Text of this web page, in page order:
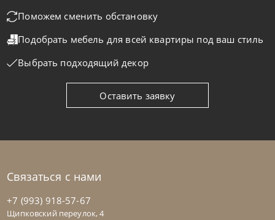
Tomasella
Стенка Atlante Unit_At103
На заказ 45-90 дн
Поможем сменить обстановку
Подобрать мебель для всей квартиры под ваш стиль
Выбрать подходящий декор
Оставить заявку
Связаться с нами
+7 (993) 918-57-67
Щипковский переулок, 4